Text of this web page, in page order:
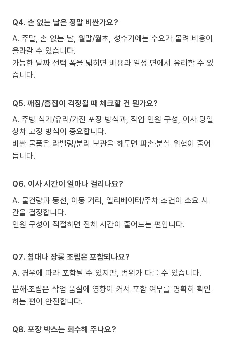
Q4. 손 없는 날은 정말 비싼가요?
A. 주말, 손 없는 날, 월말/월초, 성수기에는 수요가 몰려 비용이
올라갈 수 있습니다.
가능한 날짜 선택 폭을 넓히면 비용과 일정 면에서 유리할 수 있
습니다.
Q5. 깨짐/흠집이 걱정될 때 체크할 건 뭔가요?
A. 주방 식기/유리/가전 포장 방식과, 작업 인원 구성, 이사 당일
상차 고정 방식이 중요합니다.
비싼 물품은 라벨링/분리 보관을 해두면 파손·분실 위험이 줄어
듭니다.
Q6. 이사 시간이 얼마나 걸리나요?
A. 물건량과 동선, 이동 거리, 엘리베이터/주차 조건이 소요 시
간을 결정합니다.
인원 구성이 적절하면 전체 시간이 줄어드는 편입니다.
Q7. 침대나 장롱 조립은 포함되나요?
A. 경우에 따라 포함될 수 있지만, 범위가 다를 수 있습니다.
분해·조립은 작업 품질에 영향이 커서 포함 여부를 명확히 확인
하는 편이 안전합니다.
Q8. 포장 박스는 회수해 주나요?